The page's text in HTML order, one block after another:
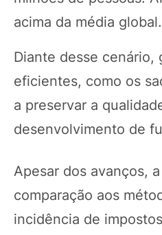
acima da média global.
Diante desse cenário,
eficientes, como os
a preservar a
desenvolvimento de
Apesar dos avanços,
comparação aos
incidência de